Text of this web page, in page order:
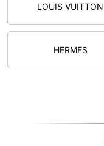
LOUIS VUITTON
HERMES